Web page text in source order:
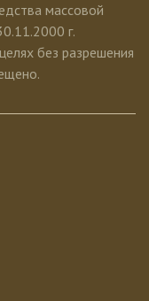
массовой
г.
без разрешения